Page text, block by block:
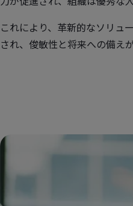
これにより、革新的なソリュ
され、俊敏性と将来への備え